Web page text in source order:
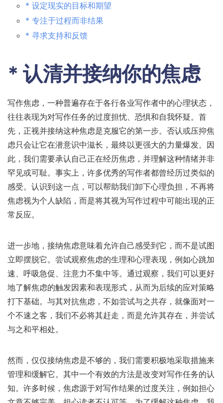
* 设定现实的目标和期望
* 专注于过程而非结果
* 寻求支持和反馈
* 认清并接纳你的焦虑
写作焦虑，一种普遍存在于各行各业写作者中的心理状态，
往往表现为对写作任务的过度担忧、恐惧和自我怀疑。首
先，正视并接纳这种焦虑是克服它的第一步。否认或压抑焦
虑只会让它在潜意识中滋长，最终以更强大的力量爆发。因
此，我们需要承认自己正在经历焦虑，并理解这种情绪并非
罕见或可耻。事实上，许多优秀的写作者都曾经历过类似的
感受。认识到这一点，可以帮助我们卸下心理负担，不再将
焦虑视为个人缺陷，而是将其视为写作过程中可能出现的正
常反应。
进一步地，接纳焦虑意味着允许自己感受到它，而不是试图
立即摆脱它。尝试观察焦虑的生理和心理表现，例如心跳加
速、呼吸急促、注意力不集中等。通过观察，我们可以更好
地了解焦虑的触发因素和表现形式，从而为后续的应对策略
打下基础。与其对抗焦虑，不如尝试与之共存，就像面对一
个不速之客，我们不必将其赶走，而是允许其存在，并尝试
与之和平相处。
然而，仅仅接纳焦虑是不够的，我们需要积极地采取措施来
管理和缓解它。其中一个有效的方法是改变对写作任务的认
知。许多时候，焦虑源于对写作结果的过度关注，例如担心